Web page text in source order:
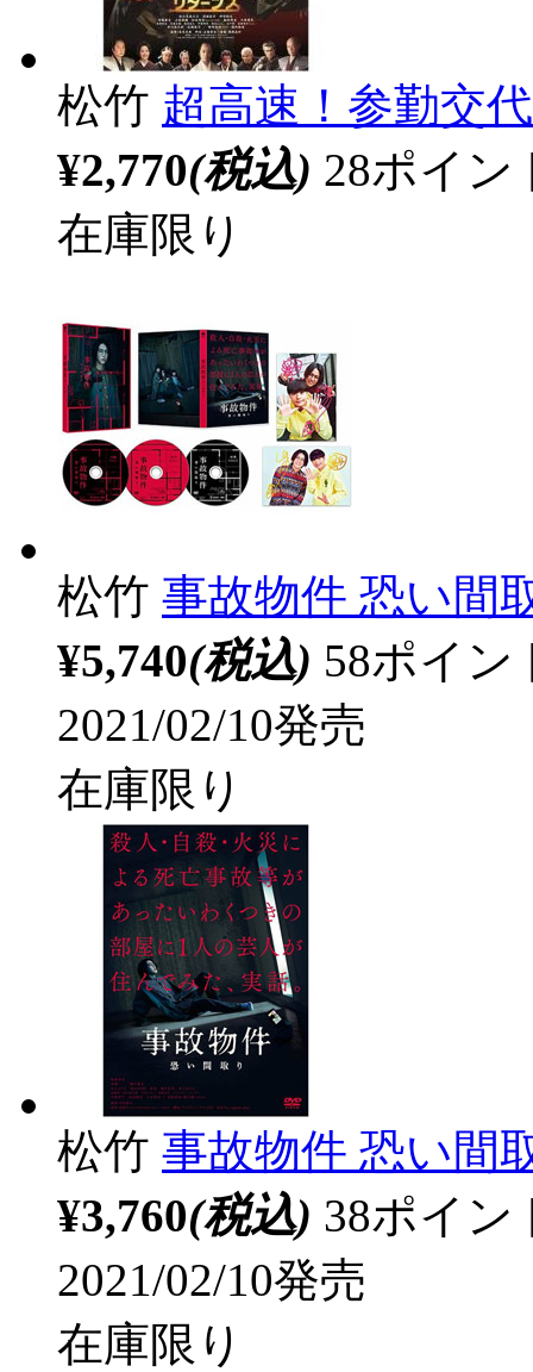
松竹 超高速！参勤交
¥2,770(税込) 28ポイ
在庫限り
松竹 事故物件 恐い間
¥5,740(税込) 58ポイ
2021/02/10発売
在庫限り
松竹 事故物件 恐い間
¥3,760(税込) 38ポイ
2021/02/10発売
在庫限り